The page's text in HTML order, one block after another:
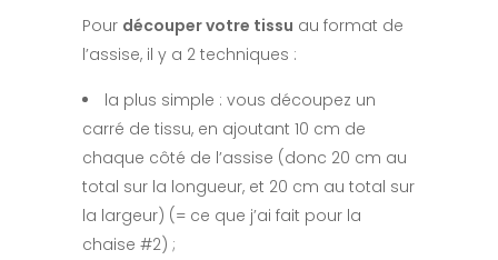
Pour découper votre tissu au format de
l’assise, il y a 2 techniques :
la plus simple : vous découpez un
carré de tissu, en ajoutant 10 cm de
chaque côté de l’assise (donc 20 cm au
total sur la longueur, et 20 cm au total sur
la largeur) (= ce que j’ai fait pour la
chaise #2) ;